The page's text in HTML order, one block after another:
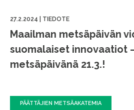
27.2.2024 TIEDOTE
Maailman metsäpäivän
suomalaiset innovaatiot
metsäpäivänä 21.3.!
PÄÄTTÄJIEN METSÄAKATEMIA